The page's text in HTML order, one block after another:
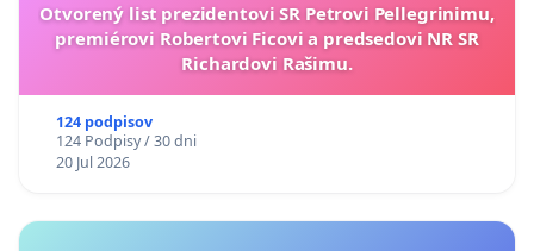
Otvorený list prezidentovi SR Petrovi Pellegrinimu,
premiérovi Robertovi Ficovi a predsedovi NR SR
Richardovi Rašimu.
124 podpisov
124 Podpisy / 30 dni
20 Jul 2026